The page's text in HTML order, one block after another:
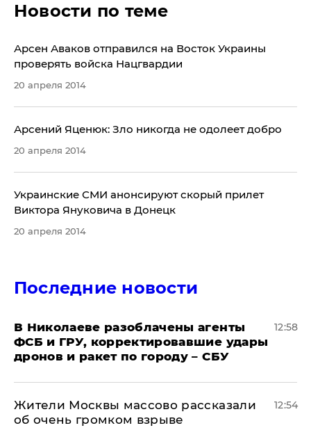
Новости по теме
Арсен Аваков отправился на Восток Украины
проверять войска Нацгвардии
20 апреля 2014
Арсений Яценюк: Зло никогда не одолеет добро
20 апреля 2014
Украинские СМИ анонсируют скорый прилет
Виктора Януковича в Донецк
20 апреля 2014
Последние новости
В Николаеве разоблачены агенты
ФСБ и ГРУ, корректировавшие удары
дронов и ракет по городу – СБУ
12:58
Жители Москвы массово рассказали
об очень громком взрыве
12:54